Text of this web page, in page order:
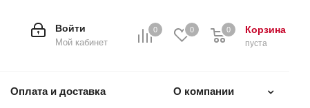
0 0 Корзина
0
пуста
0
Войти
Мой кабинет
Оплата и доставка О компании